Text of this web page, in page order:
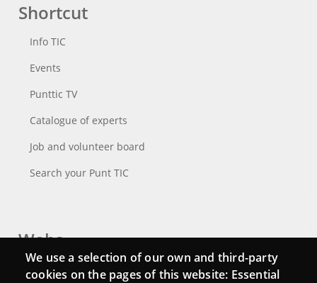
Shortcut
Info TIC
Events
Punttic TV
Catalogue of experts
Job and volunteer board
Search your Punt TIC
Webs
Login
We use a selection of our own and third-party
cookies on the pages of this website: Essential